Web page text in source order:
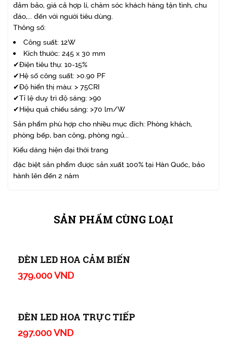
đảm bảo, giá cả hợp lí, chăm sóc khách hàng tận tình, chu
đáo,... đến với người tiêu dùng.
Thông số:
Công suất: 12W
Kích thước: 245 x 30 mm
✔Điện tiêu thụ: 10-15%
✔Hệ số công suất: >0.90 PF
✔Độ hiển thị màu: > 75CRI
✔Tỉ lệ duy trì độ sáng: >90
✔Hiệu quả chiếu sáng: >70 lm/W
Sản phẩm phù hợp cho nhiều mục đích: Phòng khách,
phòng bếp, ban công, phòng ngủ...
Kiểu dáng hiện đại thời trang
đặc biệt sản phẩm được sản xuất 100% tại Hàn Quốc, bảo
hành lên đến 2 năm
SẢN PHẨM CÙNG LOẠI